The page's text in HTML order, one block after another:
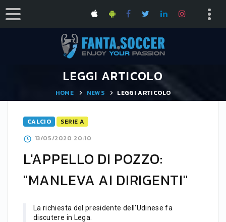
LEGGI ARTICOLO
HOME NEWS LEGGI ARTICOLO
CALCIO
SERIE A
13/05/2020 20:10
L'APPELLO DI POZZO:
"MANLEVA AI DIRIGENTI"
La richiesta del presidente dell'Udinese fa
discutere in Lega.